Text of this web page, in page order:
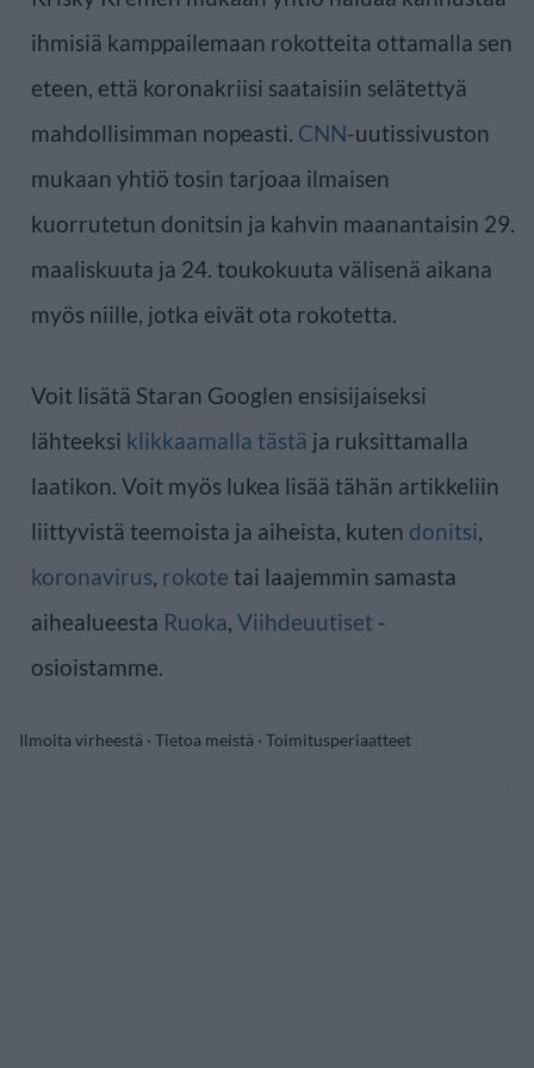
ihmisiä kamppailemaan rokotteita ottamalla sen
eteen, että koronakriisi saataisiin selätettyä
mahdollisimman nopeasti. CNN-uutissivuston
mukaan yhtiö tosin tarjoaa ilmaisen
kuorrutetun donitsin ja kahvin maanantaisin 29.
maaliskuuta ja 24. toukokuuta välisenä aikana
myös niille, jotka eivät ota rokotetta.
Voit lisätä Staran Googlen ensisijaiseksi
lähteeksi klikkaamalla tästä ja ruksittamalla
laatikon. Voit myös lukea lisää tähän artikkeliin
liittyvistä teemoista ja aiheista, kuten donitsi,
koronavirus, rokote tai laajemmin samasta
aihealueesta Ruoka, Viihdeuutiset -
osioistamme.
Ilmoita virheestä · Tietoa meistä · Toimitusperiaatteet